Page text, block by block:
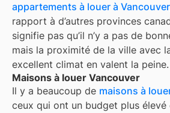
appartements à louer à Vancouver
rapport à d’autres provinces
signifie pas qu’il n’y a pas de
mais la proximité de la ville avec
excellent climat en valent la peine.
Maisons à louer Vancouver
Il y a beaucoup de maisons à
ceux qui ont un budget plus élevé